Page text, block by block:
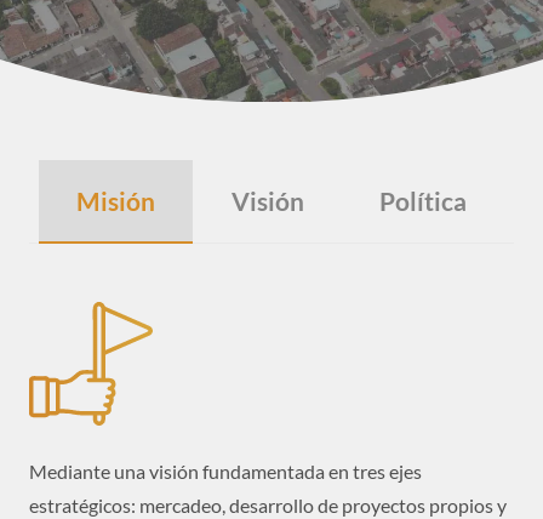
Misión Visión Política
Mediante una visión fundamentada en tres ejes
estratégicos: mercadeo, desarrollo de proyectos propios y